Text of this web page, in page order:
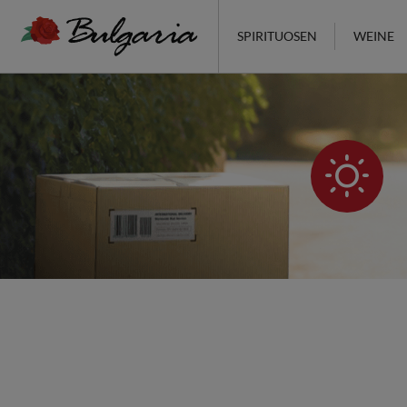
SPIRITUOSEN WEINE